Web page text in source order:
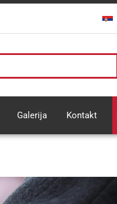
Galerija Kontakt